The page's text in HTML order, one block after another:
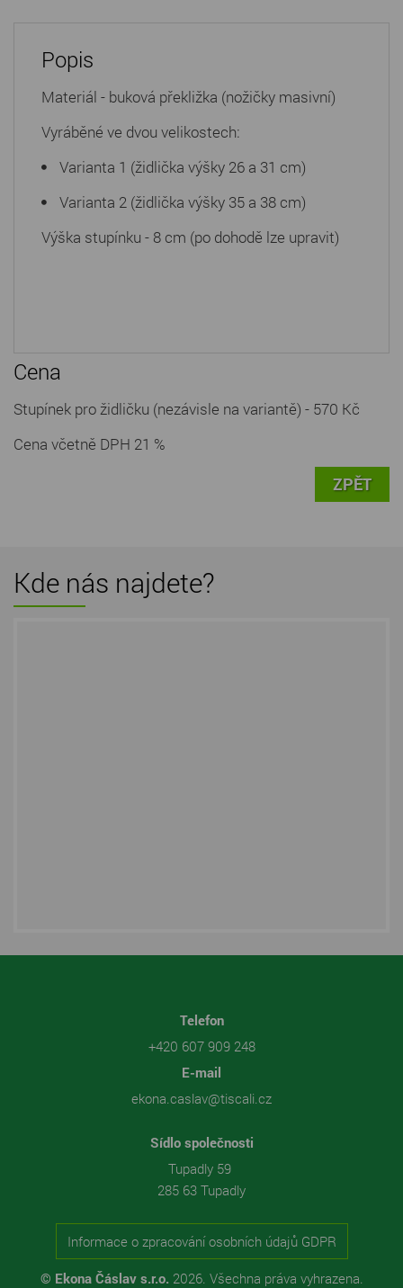
Popis
Materiál - buková překližka (nožičky masivní)
Vyráběné ve dvou velikostech:
Varianta 1 (židlička výšky 26 a 31 cm)
Varianta 2 (židlička výšky 35 a 38 cm)
Výška stupínku - 8 cm (po dohodě lze upravit)
Cena
Stupínek pro židličku (nezávisle na variantě) - 570 Kč
Cena včetně DPH 21 %
ZPĚT
Kde nás najdete?
Telefon
+420 607 909 248
E-mail
ekona.caslav@tiscali.cz
Sídlo společnosti
Tupadly 59
285 63 Tupadly
Informace o zpracování osobních údajů GDPR
© Ekona Čáslav s.r.o. 2026. Všechna práva vyhrazena.